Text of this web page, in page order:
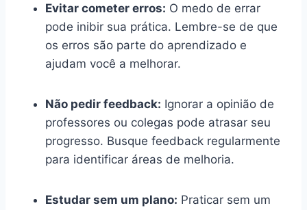
Evitar cometer erros: O medo de errar
pode inibir sua prática. Lembre-se de que
os erros são parte do aprendizado e
ajudam você a melhorar.
Não pedir feedback: Ignorar a opinião de
professores ou colegas pode atrasar seu
progresso. Busque feedback regularmente
para identificar áreas de melhoria.
Estudar sem um plano: Praticar sem um